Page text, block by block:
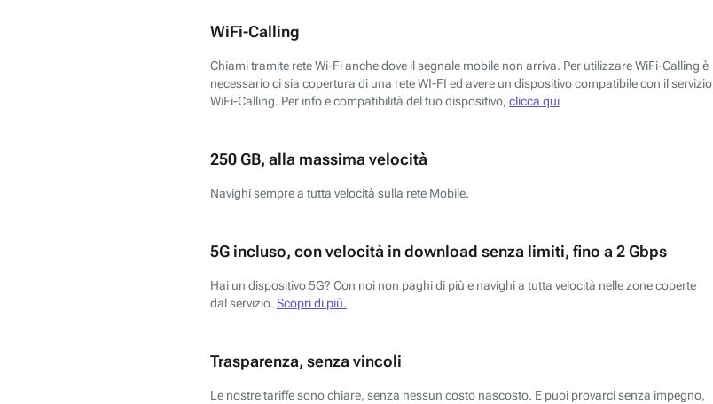
WiFi-Calling
Chiami tramite rete Wi-Fi anche dove il segnale mobile non arriva. Per utilizzare WiFi-Calling è
necessario ci sia copertura di una rete WI-FI ed avere un dispositivo compatibile con il servizio
WiFi-Calling. Per info e compatibilità del tuo dispositivo, clicca qui
250 GB, alla massima velocità
Navighi sempre a tutta velocità sulla rete Mobile.
5G incluso, con velocità in download senza limiti, fino a 2 Gbps
Hai un dispositivo 5G? Con noi non paghi di più e navighi a tutta velocità nelle zone coperte
dal servizio. Scopri di più.
Trasparenza, senza vincoli
Le nostre tariffe sono chiare, senza nessun costo nascosto. E puoi provarci senza impegno,